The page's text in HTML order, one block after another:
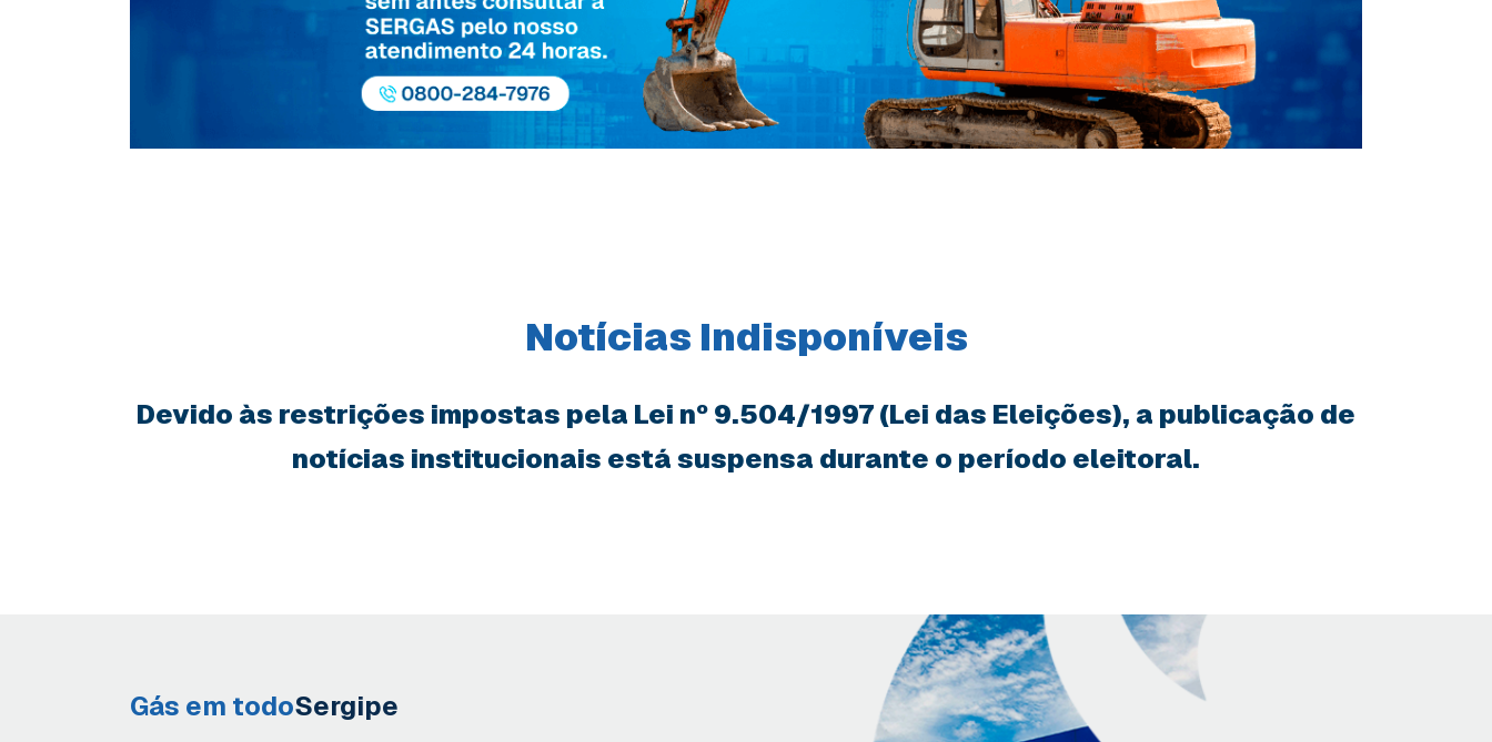
Notícias Indisponíveis
Devido às restrições impostas pela Lei nº 9.504/1997 (Lei das Eleições), a publicação de
notícias institucionais está suspensa durante o período eleitoral.
Gás em todoSergipe